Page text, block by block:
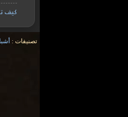
كيف
تصنيفات :